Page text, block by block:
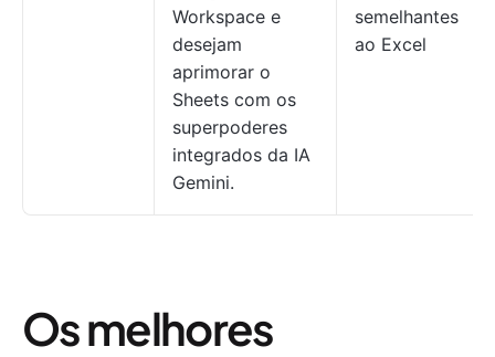
Workspace e
desejam
aprimorar o
Sheets com os
superpoderes
integrados da IA
Gemini.
semelhantes
ao Excel
Os melhores